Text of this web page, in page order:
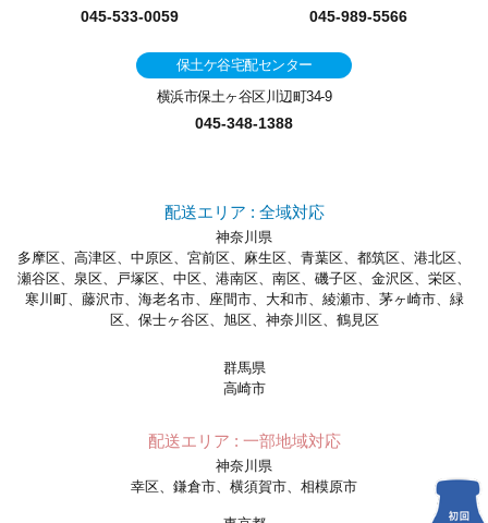
045-533-0059 045-989-5566
保土ケ谷宅配センター
横浜市保土ヶ谷区川辺町34-9
045-348-1388
配送エリア : 全域対応
神奈川県
多摩区、高津区、中原区、宮前区、麻生区、青葉区、都筑区、港北区、
瀬谷区、泉区、戸塚区、中区、港南区、南区、磯子区、金沢区、栄区、
寒川町、藤沢市、海老名市、座間市、大和市、綾瀬市、茅ヶ崎市、緑
区、保士ヶ谷区、旭区、神奈川区、鶴見区
群馬県
高崎市
配送エリア : 一部地域対応
神奈川県
幸区、鎌倉市、横須賀市、相模原市